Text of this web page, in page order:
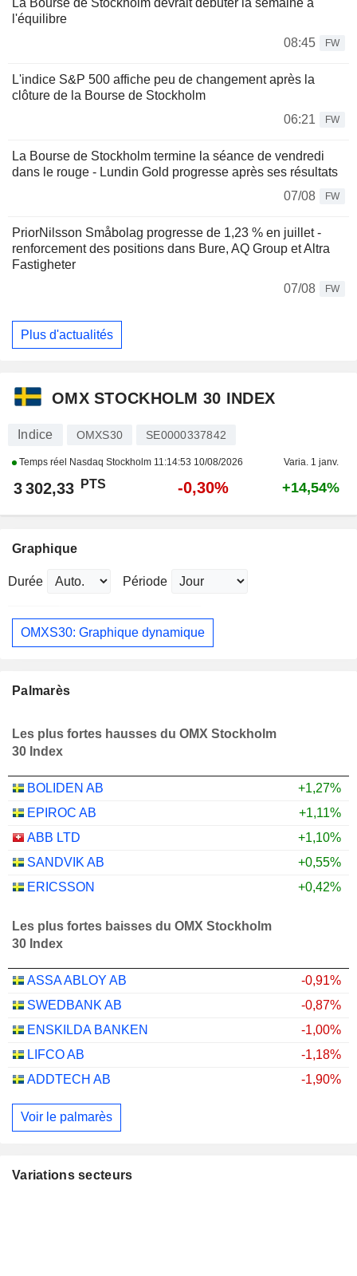
La Bourse de Stockholm devrait débuter la semaine à
l'équilibre
08:45
FW
L'indice S&P 500 affiche peu de changement après la
clôture de la Bourse de Stockholm
06:21
FW
La Bourse de Stockholm termine la séance de vendredi
dans le rouge - Lundin Gold progresse après ses résultats
07/08
FW
PriorNilsson Småbolag progresse de 1,23 % en juillet -
renforcement des positions dans Bure, AQ Group et Altra
Fastigheter
07/08
FW
Plus d'actualités
OMX STOCKHOLM 30 INDEX
Indice OMXS30 SE0000337842
Temps réel Nasdaq Stockholm 11:14:53 10/08/2026 Varia. 1 janv.
3 302,33 PTS -0,30% +14,54%
Graphique
Durée Période
OMXS30: Graphique dynamique
Palmarès
Les plus fortes hausses du OMX Stockholm
30 Index
BOLIDEN AB
+1,27%
EPIROC AB
+1,11%
ABB LTD
+1,10%
SANDVIK AB
+0,55%
ERICSSON
+0,42%
Les plus fortes baisses du OMX Stockholm
30 Index
ASSA ABLOY AB
-0,91%
SWEDBANK AB
-0,87%
ENSKILDA BANKEN
-1,00%
LIFCO AB
-1,18%
ADDTECH AB
-1,90%
Voir le palmarès
Variations secteurs